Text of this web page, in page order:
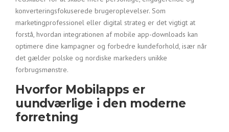
konverteringsfokuserede brugeroplevelser. Som
marketingprofessionel eller digital strateg er det vigtigt at
forstå, hvordan integrationen af mobile app-downloads kan
optimere dine kampagner og forbedre kundeforhold, især når
det gælder polske og nordiske markeders unikke
forbrugsmønstre.
Hvorfor Mobilapps er
uundværlige i den moderne
forretning